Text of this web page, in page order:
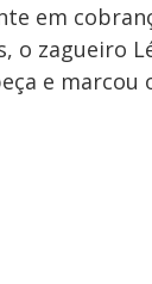
em
o zagueiro
e marcou